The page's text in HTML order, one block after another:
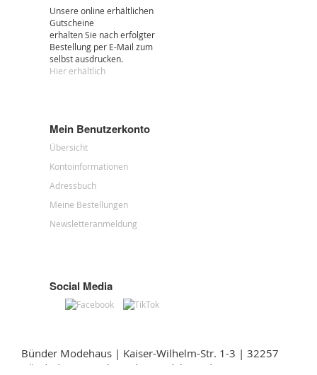
Unsere online erhältlichen
Gutscheine
erhalten Sie nach erfolgter
Bestellung per E-Mail zum
selbst ausdrucken.
Hier erhältlich
Mein Benutzerkonto
Übersicht
Kontoinformationen
Adressbuch
Meine Bestellungen
Newsletteranmeldung
Social Media
Bünder Modehaus | Kaiser-Wilhelm-Str. 1-3 | 32257
Bünde | myveo@buender-modehaus.de